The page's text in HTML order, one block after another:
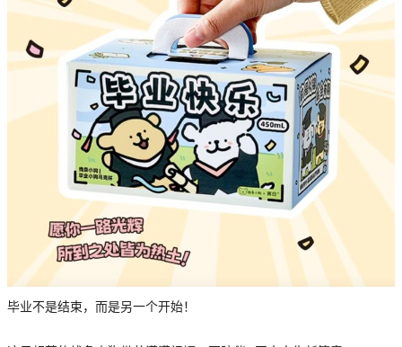
毕业不是结束，而是另一个开始！